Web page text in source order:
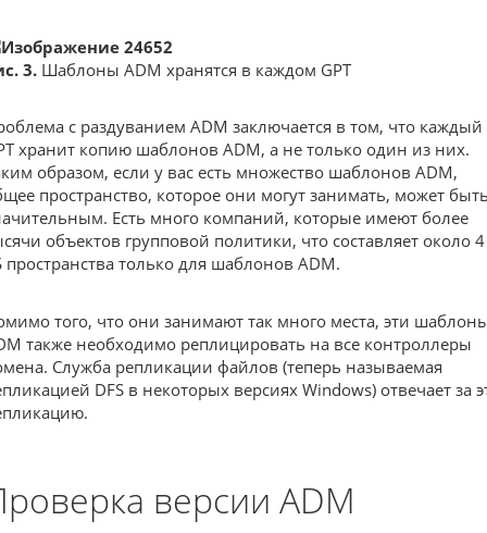
3. Шаблоны ADM хранятся в каждом GPT
с раздуванием ADM заключается в том, что каждый
хранит копию шаблонов ADM, а не только один из них.
образом, если у вас есть множество шаблонов ADM,
пространство, которое они могут занимать, может
Есть много компаний, которые имеют более
объектов групповой политики, что составляет около 4
пространства только для шаблонов ADM.
того, что они занимают так много места, эти
также необходимо реплицировать на все контроллеры
Служба репликации файлов (теперь называемая
DFS в некоторых версиях Windows) отвечает за
версии ADM